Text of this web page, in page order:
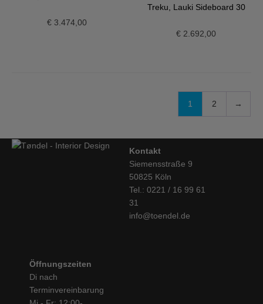
€3.474,00
Treku, Lauki Sideboard 30
€ 2.692,00
1 2 →
Kontakt
Siemensstraße 9
50825 Köln
Tel.: 0221 / 16 99 61
31
info@toendel.de
Öffnungszeiten
Di nach
Terminvereinbarung